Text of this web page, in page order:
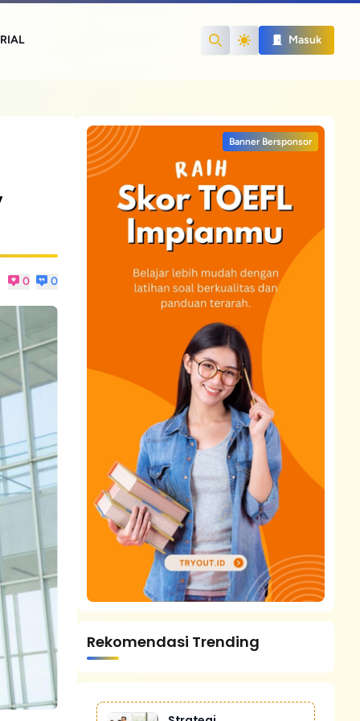
Search
Masuk
0 0
Banner Bersponsor
Rekomendasi Trending